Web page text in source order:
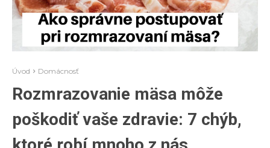
Úvod Domácnosť
Rozmrazovanie mäsa môže
poškodiť vaše zdravie: 7 chýb,